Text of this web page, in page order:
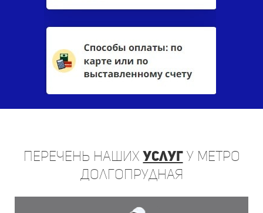
Перечень нашихуслугу метро
Долгопрудная